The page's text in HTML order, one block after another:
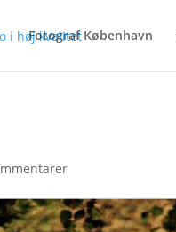
Fotograf København